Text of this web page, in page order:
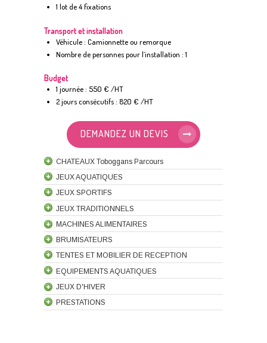
1 lot de 4 fixations
Transport et installation
Véhicule : Camionnette ou remorque
Nombre de personnes pour l’installation : 1
Budget
1 journée : 550 € /HT
2 jours consécutifs : 820 € /HT
DEMANDEZ UN DEVIS
CHATEAUX Toboggans Parcours
JEUX AQUATIQUES
JEUX SPORTIFS
JEUX TRADITIONNELS
MACHINES ALIMENTAIRES
BRUMISATEURS
TENTES ET MOBILIER DE RECEPTION
EQUIPEMENTS AQUATIQUES
JEUX D'HIVER
PRESTATIONS